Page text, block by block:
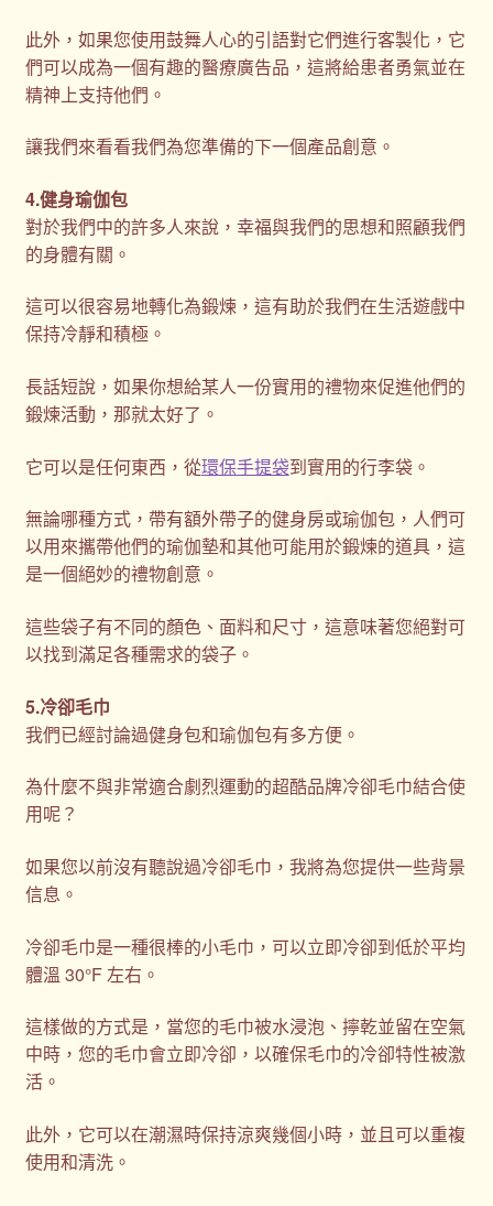
此外，如果您使用鼓舞人心的引語對它們進行客製化，它
們可以成為一個有趣的醫療廣告品，這將給患者勇氣並在
精神上支持他們。
讓我們來看看我們為您準備的下一個產品創意。
4.健身瑜伽包
對於我們中的許多人來說，幸福與我們的思想和照顧我們
的身體有關。
這可以很容易地轉化為鍛煉，這有助於我們在生活遊戲中
保持冷靜和積極。
長話短說，如果你想給某人一份實用的禮物來促進他們的
鍛煉活動，那就太好了。
它可以是任何東西，從環保手提袋到實​​用的行李袋。
無論哪種方式，帶有額外帶子的健身房或瑜伽包，人們可
以用來攜帶他們的瑜伽墊和其他可能用於鍛煉的道具，這
是一個絕妙的禮物創意。
這些袋子有不同的顏色、面料和尺寸，這意味著您絕對可
以找到滿足各種需求的袋子。
5.冷卻毛巾
我們已經討論過健身包和瑜伽包有多方便。
為什麼不與非常適合劇烈運動的超酷品牌冷卻毛巾結合使
用呢？
如果您以前沒有聽說過冷卻毛巾，我將為您提供一些背景
信息。
冷卻毛巾是一種很棒的小毛巾，可以立即冷卻到低於平均
體溫 30°F 左右。
這樣做的方式是，當您的毛巾被水浸泡、擰乾並留在空氣
中時，您的毛巾會立即冷卻，以確保毛巾的冷卻特性被激
活。
此外，它可以在潮濕時保持涼爽幾個小時，並且可以重複
使用和清洗。